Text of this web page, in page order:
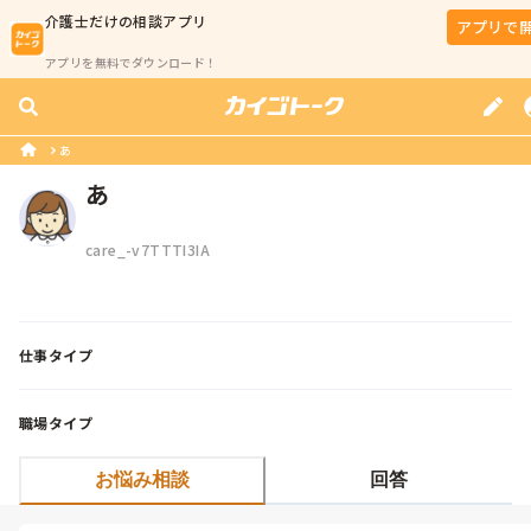
介護士だけの相談アプリ
アプリを無料でダウンロード！
アプリで
あ
あ
care_-v7TTTI3IA
仕事タイプ
職場タイプ
お悩み相談 回答